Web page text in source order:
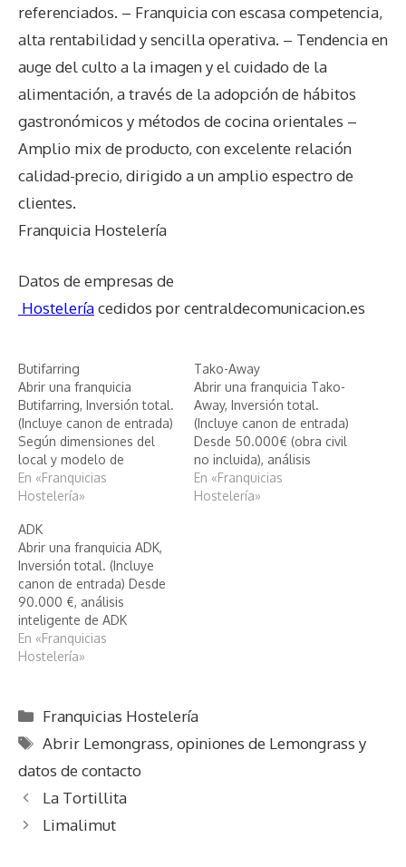
referenciados. – Franquicia con escasa competencia,
alta rentabilidad y sencilla operativa. – Tendencia en
auge del culto a la imagen y el cuidado de la
alimentación, a través de la adopción de hábitos
gastronómicos y métodos de cocina orientales –
Amplio mix de producto, con excelente relación
calidad-precio, dirigido a un amplio espectro de
clientes.
Franquicia Hostelería
Datos de empresas de
Hosteleríacedidos por centraldecomunicacion.es
Butifarring
Abrir una franquicia
Butifarring, Inversión total.
(Incluye canon de entrada)
Según dimensiones del
local y modelo de
franquicia, análisis
inteligente de Butifarring
En «Franquicias
Hostelería»
Tako-Away
Abrir una franquicia Tako-
Away, Inversión total.
(Incluye canon de entrada)
Desde 50.000€ (obra civil
no incluida), análisis
inteligente de Tako-Away
En «Franquicias
Hostelería»
ADK
Abrir una franquicia ADK,
Inversión total. (Incluye
canon de entrada) Desde
90.000 €, análisis
inteligente de ADK
En «Franquicias
Hostelería»
Categorías
Franquicias Hostelería
Etiquetas
Abrir Lemongrass,opiniones de Lemongrass y
datos de contacto
La Tortillita
Limalimut